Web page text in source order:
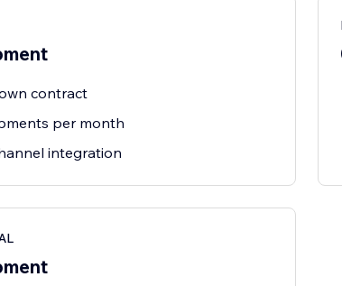
contract
per month
integration